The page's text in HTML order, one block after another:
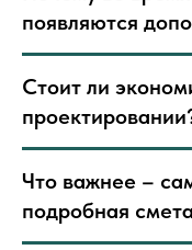
появляются
Стоит ли
Что важнее –
подробная